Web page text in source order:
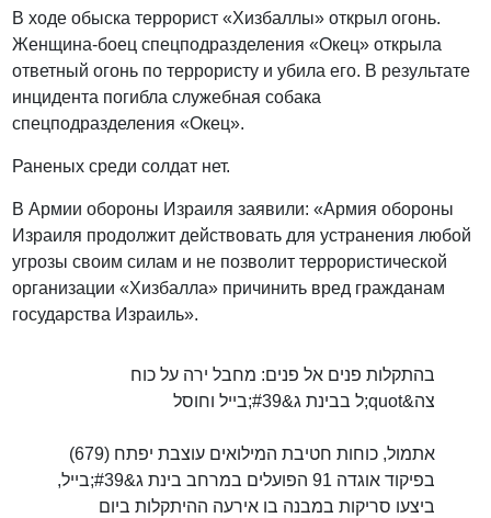
В ходе обыска террорист «Хизбаллы» открыл огонь.
Женщина-боец спецподразделения «Окец» открыла
ответный огонь по террористу и убила его. В результате
инцидента погибла служебная собака
спецподразделения «Окец».
Раненых среди солдат нет.
В Армии обороны Израиля заявили: «Армия обороны
Израиля продолжит действовать для устранения любой
угрозы своим силам и не позволит террористической
организации «Хизбалла» причинить вред гражданам
государства Израиль».
בהתקלות פנים אל פנים: מחבל ירה על כוח
צה&quot;ל בבינת ג&#39;בייל וחוסל
אתמול, כוחות חטיבת המילואים עוצבת יפתח (679)
בפיקוד אוגדה 91 הפועלים במרחב בינת ג&#39;בייל,
ביצעו סריקות במבנה בו אירעה ההיתקלות ביום